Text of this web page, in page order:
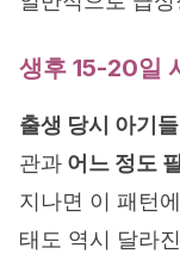
생후 15-20일
출생 당시 아기
관과 어느 정도
지나면 이 패턴
태도 역시 달라